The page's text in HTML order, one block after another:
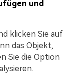
und
klicken Sie auf
das Objekt,
Sie die Option